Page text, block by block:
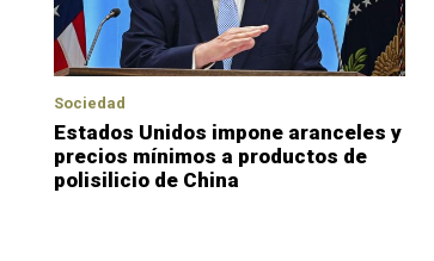
Sociedad
Estados Unidos impone aranceles y
precios mínimos a productos de
polisilicio de China